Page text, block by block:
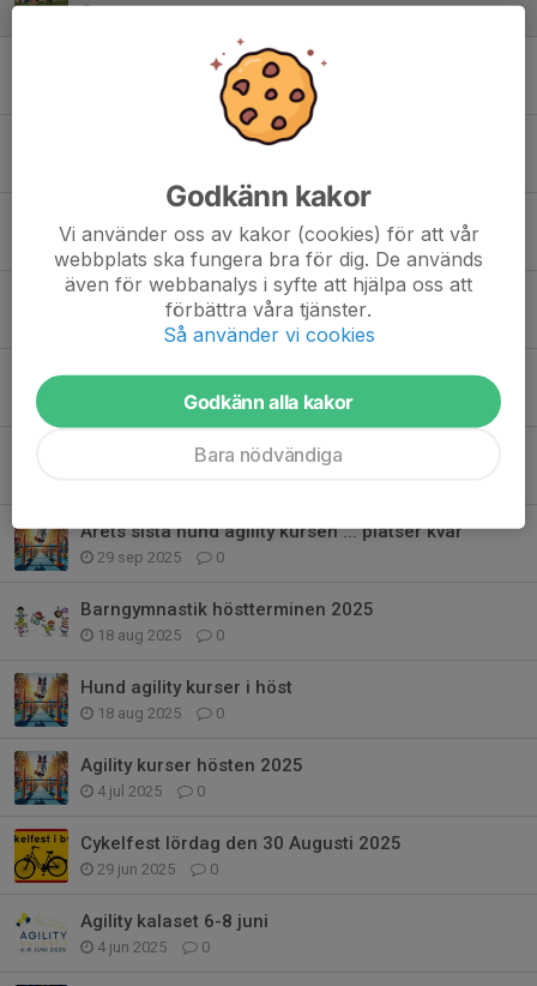
19 maj, 12:15 0
0
Fixardag på Torevi lördagen den 18/4 kl 09.00
30 mar, 12:19 0
ÅRSMÖTE 11 februari 2026
26 jan, 16:30
Barngymnastik vårterminen 2026
0
Årets sista hund agility kursen ... platser kvar
29 sep 2025 0
Barngymnastik höstterminen 2025
18 aug 2025 0
Hund agility kurser i höst
18 aug 2025 0
Agility kurser hösten 2025
4 jul 2025 0
Cykelfest lördag den 30 Augusti 2025
29 jun 2025 0
Agility kalaset 6-8 juni
4 jun 2025 0
Godkänn kakor
Vi använder oss av kakor (cookies) för att vår
webbplats ska fungera bra för dig. De används
även för webbanalys i syfte att hjälpa oss att
förbättra våra tjänster.
Så använder vi cookies
Godkänn alla kakor
Bara nödvändiga